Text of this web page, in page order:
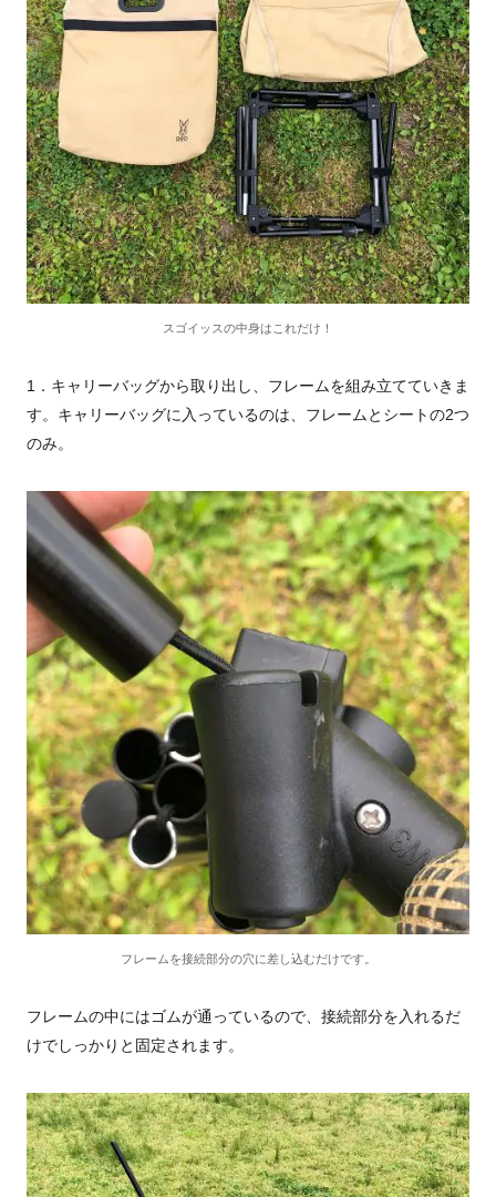
スゴイッスの中身はこれだけ！
1 ．キャリーバッグから取り出し、フレームを組み立てていきま
す。キャリーバッグに入っているのは、フレームとシートの2つ
のみ。
フレームを接続部分の穴に差し込むだけです。
フレームの中にはゴムが通っているので、接続部分を入れるだ
けでしっかりと固定されます。